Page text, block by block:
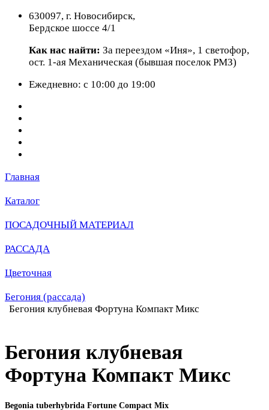
630097, г. Новосибирск,
Бердское шоссе 4/1
Как нас найти: За переездом «Иня», 1 светофор,
ост. 1-ая Механическая (бывшая поселок РМЗ)
Ежедневно: с 10:00 до 19:00
Главная
Каталог
ПОСАДОЧНЫЙ МАТЕРИАЛ
РАССАДА
Цветочная
Бегония (рассада)
Бегония клубневая Фортуна Компакт Микс
Бегония клубневая
Фортуна Компакт Микс
Begonia tuberhybrida Fortune Compact Mix